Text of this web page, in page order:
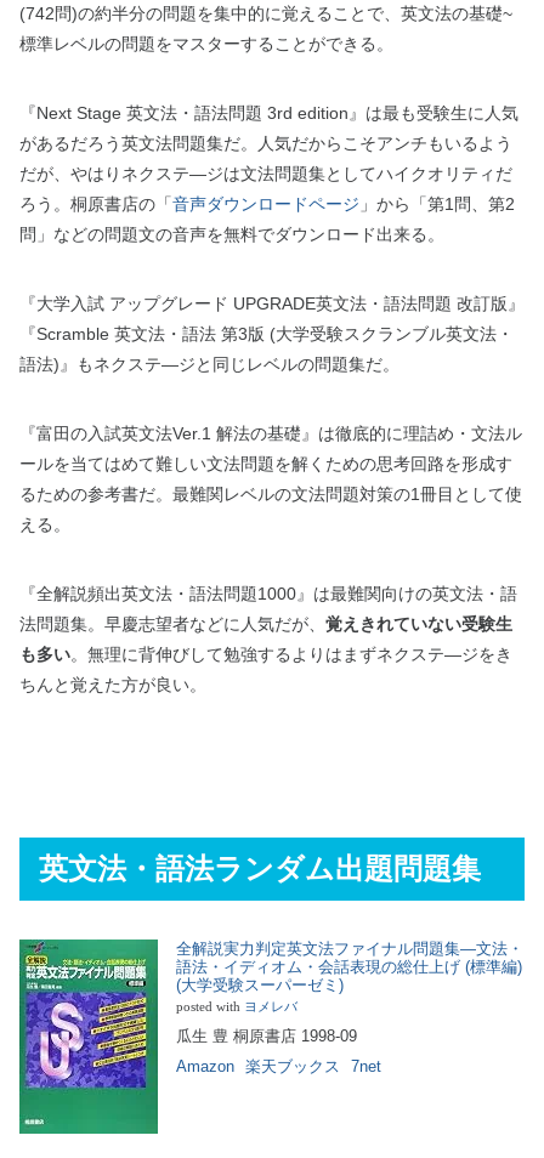
(742問)の約半分の問題を集中的に覚えることで、英文法の基礎~
標準レベルの問題をマスターすることができる。
『Next Stage 英文法・語法問題 3rd edition 』は最も受験生に人気
があるだろう英文法問題集だ。人気だからこそアンチもいるよう
だが、やはりネクステ―ジは文法問題集としてハイクオリティだ
ろう。桐原書店の「音声ダウンロードページ 」から「第1問、第2
問」などの問題文の音声を無料でダウンロード出来る。
『大学入試 アップグレード UPGRADE英文法・語法問題 改訂版 』
『Scramble 英文法・語法 第3版 (大学受験スクランブル英文法・
語法)』もネクステ―ジと同じレベルの問題集だ。
『富田の入試英文法Ver.1 解法の基礎 』は徹底的に理詰め・文法ル
ールを当てはめて難しい文法問題を解くための思考回路を形成す
るための参考書だ。最難関レベルの文法問題対策の1冊目として使
える。
『全解説頻出英文法・語法問題1000』は最難関向けの英文法・語
法問題集。早慶志望者などに人気だが、 覚えきれていない受験生
も多い。無理に背伸びして勉強するよりはまずネクステ―ジをき
ちんと覚えた方が良い。
英文法・語法ランダム出題問題集
全解説実力判定英文法ファイナル問題集―文法・
語法・イディオム・会話表現の総仕上げ (標準編)
(大学受験スーパーゼミ)
posted with ヨメレバ
瓜生 豊 桐原書店 1998-09
Amazon 楽天ブックス 7net